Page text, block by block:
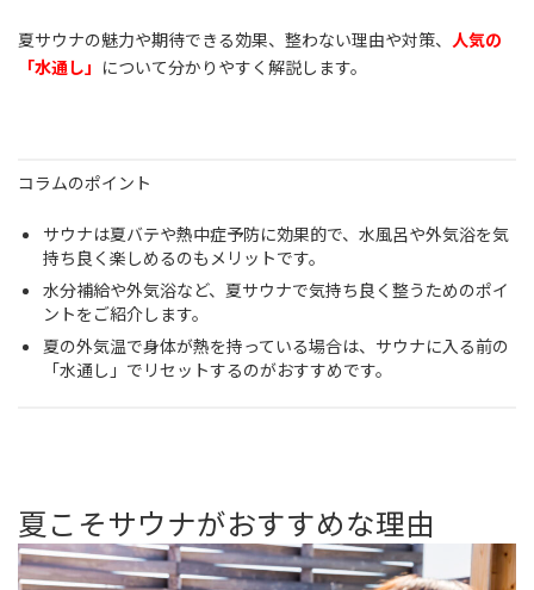
夏サウナの魅力や期待できる効果、整わない理由や対策、 人気の
「水通し」 について分かりやすく解説します。
コラムのポイント
サウナは夏バテや熱中症予防に効果的で、水風呂や外気浴を気
持ち良く楽しめるのもメリットです。
水分補給や外気浴など、夏サウナで気持ち良く整うためのポイ
ントをご紹介します。
夏の外気温で身体が熱を持っている場合は、サウナに入る前の
「水通し」でリセットするのがおすすめです。
夏こそサウナがおすすめな理由